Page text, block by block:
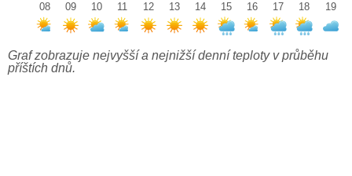
08
09
10
11
12
13
14
15
16
17
18
19
Graf zobrazuje nejvyšší a nejnižší denní teploty v průběhu
příštích dnů.